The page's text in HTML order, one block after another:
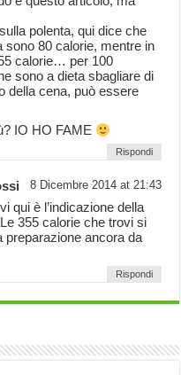
polenta, qui dice che
sono 80 calorie, mentre in
calorie… per 100
sono a dieta sbagliare di
della cena, può essere
IO HO FAME
Rispondi
8 Dicembre 2014 at 21:43
qui è l’indicazione della
355 calorie che trovi si
preparazione ancora da
Rispondi